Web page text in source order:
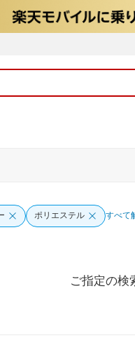
ポリエステル すべて
ご指定の検